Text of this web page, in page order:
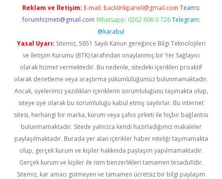
Reklam ve İletişim: E-mail: backlinkpaneli@gmail.com Teams:
forumhizmeti@gmail.com Whatsapp: 0262 606 0 726 Telegram:
@karabul
Yasal Uyarı: Sitemiz, 5651 Sayılı Kanun gereğince Bilgi Teknolojileri
ve İletişim Kurumu (BTK) tarafından onaylanmış bir Yer Sağlayıcı
olarak hizmet vermektedir. Bu nedenle, sitedeki içerikleri proaktif
olarak denetleme veya araştırma yükümlülüğümüz bulunmamaktadır.
Ancak, üyelerimiz yazdıkları içeriklerin sorumluluğunu taşımakta olup,
siteye üye olarak bu sorumluluğu kabul etmiş sayılırlar. Bu internet
sitesi, herhangi bir marka, kurum veya şahıs şirketi ile hiçbir bağlantısı
bulunmamaktadır. Sitede yalnızca kendi hazırladığımız makaleler
paylaşılmaktadır. Burada yer alan içerikler haber niteliği taşımamakta
olup, gerçek kurum ve kişiler hakkında paylaşım yapılmamaktadır.
Gerçek kurum ve kişiler ile isim benzerlikleri tamamen tesadüfidir.
Sitemiz, kar amacı gütmeyen ve tamamen ücretsiz bir bilgi paylaşım